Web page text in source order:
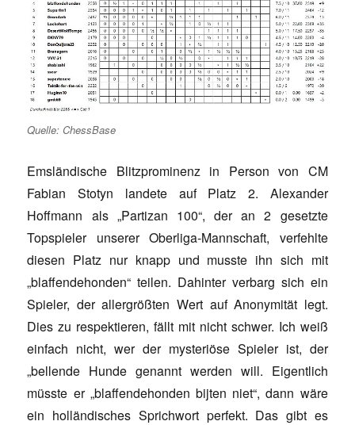
Quelle: ChessBase
Emsländische Blitzprominenz in Person von CM
Fabian Stotyn landete auf Platz 2. Alexander
Hoffmann als „Partizan 100“, der an 2 gesetzte
Topspieler unserer Oberliga-Mannschaft, verfehlte
diesen Platz nur knapp und musste ihn sich mit
„blaffendehonden“ teilen. Dahinter verbarg sich ein
Spieler, der allergrößten Wert auf Anonymität legt.
Dies zu respektieren, fällt mit nicht schwer. Ich weiß
einfach nicht, wer der mysteriöse Spieler ist, der
„bellende Hunde genannt werden will. Eigentlich
müsste er „blaffendehonden bijten niet“, dann wäre
ein holländisches Sprichwort perfekt. Das gibt es